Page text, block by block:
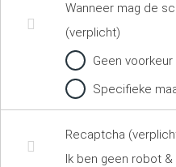
Wanneer mag de
(verplicht)
Geen voorkeur
Specifieke
Recaptcha
Ik ben geen robot